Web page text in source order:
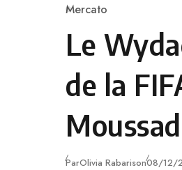
Category
Mercato
Le
de la
ParOlivia RabarisonPublié
08/12/